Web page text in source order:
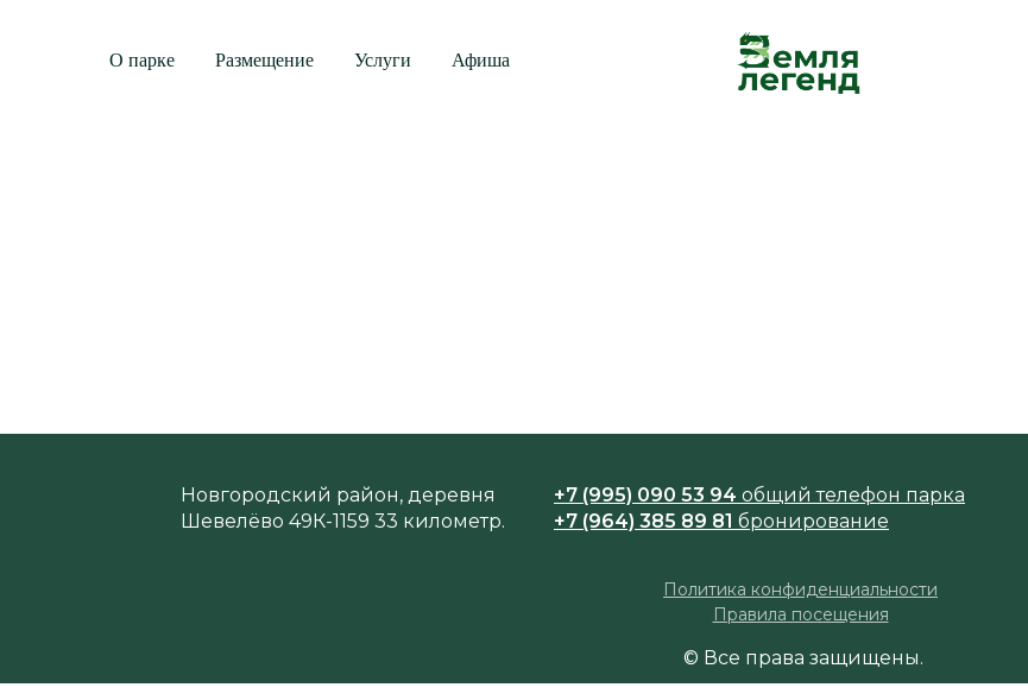
О парке Размещение Услуги Афиша
Политика конфиденциальности
© Все права защищены.
Новгородский район, деревня
Шевелёво 49К-1159 33 километр.
+7 (995) 090 53 94 общий телефон парка
+7 (964) 385 89 81 бронирование
Правила посещения